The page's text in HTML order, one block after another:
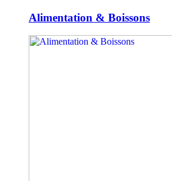
Alimentation & Boissons